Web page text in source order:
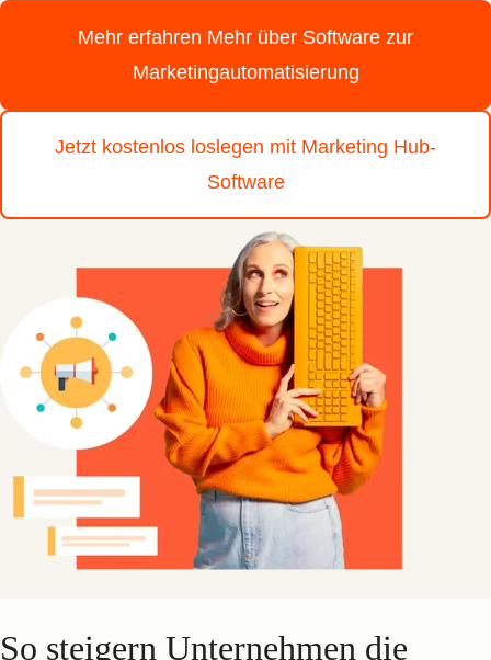
Mehr erfahren Mehr über Software zur
Marketingautomatisierung
Jetzt kostenlos loslegen mit Marketing Hub-
Software
So steigern Unternehmen die